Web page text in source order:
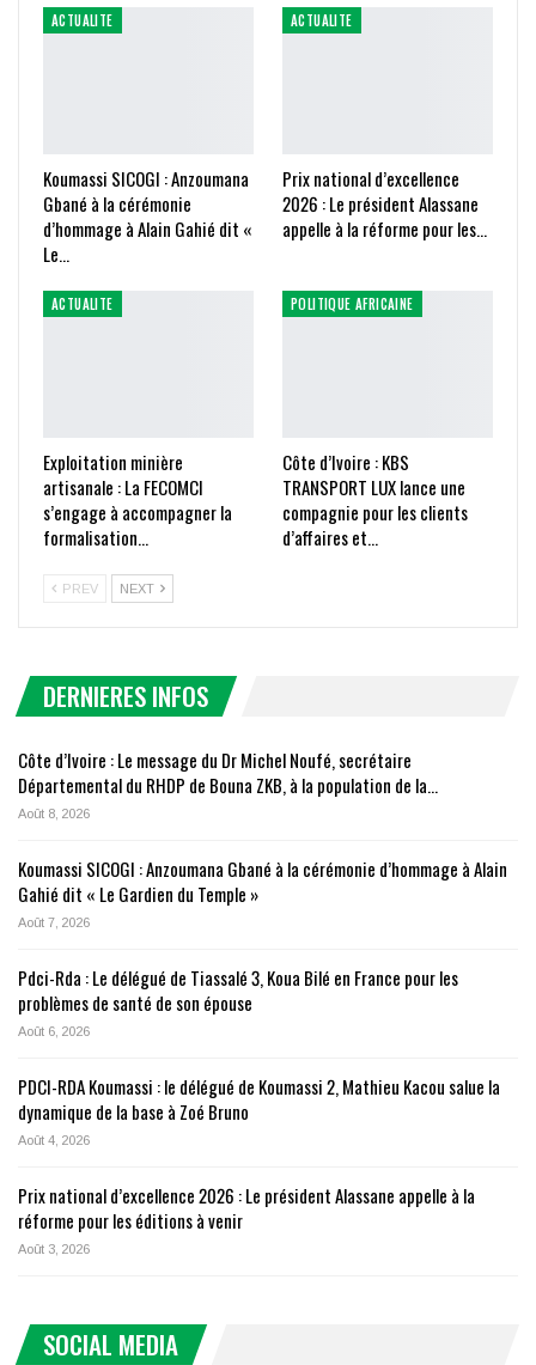
ACTUALITE
Koumassi SICOGI : Anzoumana
Gbané à la cérémonie
d’hommage à Alain Gahié dit «
Le…
ACTUALITE
Prix national d’excellence
2026 : Le président Alassane
appelle à la réforme pour les…
ACTUALITE
Exploitation minière
artisanale : La FECOMCI
s’engage à accompagner la
formalisation…
POLITIQUE AFRICAINE
Côte d’Ivoire : KBS
TRANSPORT LUX lance une
compagnie pour les clients
d’affaires et…
PREV NEXT
DERNIERES INFOS
Côte d’Ivoire : Le message du Dr Michel Noufé, secrétaire
Départemental du RHDP de Bouna ZKB, à la population de la…
Août 8, 2026
Koumassi SICOGI : Anzoumana Gbané à la cérémonie d’hommage à Alain
Gahié dit « Le Gardien du Temple »
Août 7, 2026
Pdci-Rda : Le délégué de Tiassalé 3, Koua Bilé en France pour les
problèmes de santé de son épouse
Août 6, 2026
PDCI-RDA Koumassi : le délégué de Koumassi 2, Mathieu Kacou salue la
dynamique de la base à Zoé Bruno
Août 4, 2026
Prix national d’excellence 2026 : Le président Alassane appelle à la
réforme pour les éditions à venir
Août 3, 2026
SOCIAL MEDIA